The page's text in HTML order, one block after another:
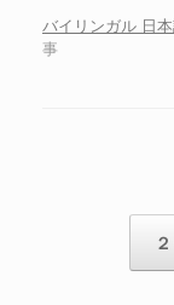
ヤ
ー
バイリンガル 日
事